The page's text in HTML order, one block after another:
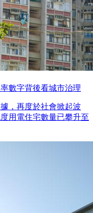
數字背後看城市治理
，再度於社會掀起波
用電住宅數量已攀升至